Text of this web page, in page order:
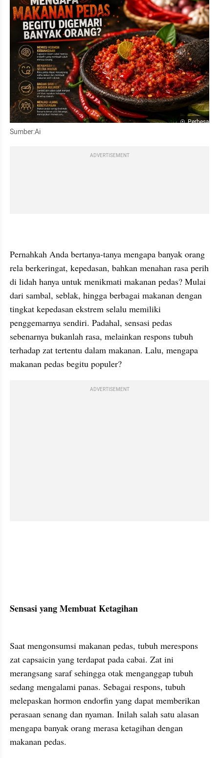
Perbesar
Sumber:Ai
ADVERTISEMENT
Pernahkah Anda bertanya-tanya mengapa banyak orang
rela berkeringat, kepedasan, bahkan menahan rasa perih
di lidah hanya untuk menikmati makanan pedas? Mulai
dari sambal, seblak, hingga berbagai makanan dengan
tingkat kepedasan ekstrem selalu memiliki
penggemarnya sendiri. Padahal, sensasi pedas
sebenarnya bukanlah rasa, melainkan respons tubuh
terhadap zat tertentu dalam makanan. Lalu, mengapa
makanan pedas begitu populer?
ADVERTISEMENT
Sensasi yang Membuat Ketagihan
Saat mengonsumsi makanan pedas, tubuh merespons
zat capsaicin yang terdapat pada cabai. Zat ini
merangsang saraf sehingga otak menganggap tubuh
sedang mengalami panas. Sebagai respons, tubuh
melepaskan hormon endorfin yang dapat memberikan
perasaan senang dan nyaman. Inilah salah satu alasan
mengapa banyak orang merasa ketagihan dengan
makanan pedas.